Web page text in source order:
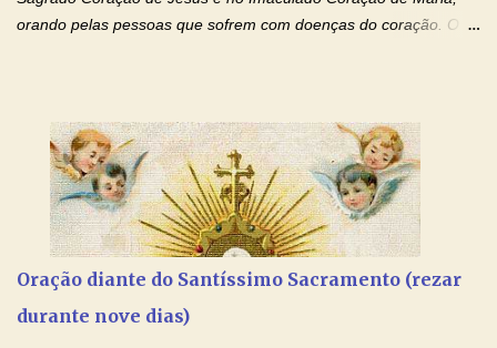
orando pelas pessoas que sofrem com doenças do coração. O
esta abençoada semana de orações no programa de rádio
Momento de Fé, vamos juntos formar uma forte corrente de
orações com o Padre Marcelo. Não desista do milagre, da cura;
tenha fé, creia firmemente e ore incessantemente até que o
Kairós aconteça em sua vida. Fique no Amor Ágape de Jesus e
Mensagem do Padre Marcelo Rossi por E-mail: Amados!! Nesta
quarta feira, vamos orar pelas pessoas que sofrem com as
Oração diante do Santíssimo Sacramento (rezar
durante nove dias)